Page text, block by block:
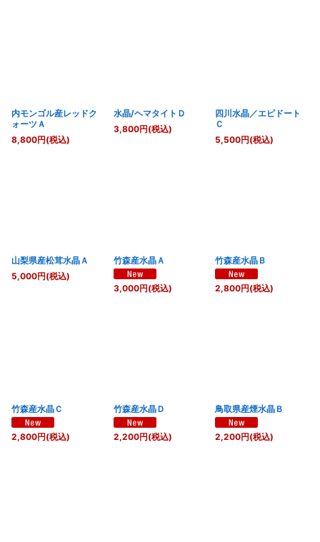
内モンゴル産レッドク
ォーツＡ
8,800円(税込)
水晶/ヘマタイトＤ
3,800円(税込)
四川水晶／エピドート
Ｃ
5,500円(税込)
山梨県産松茸水晶Ａ
5,000円(税込)
竹森産水晶Ａ
3,000円(税込)
竹森産水晶Ｂ
2,800円(税込)
竹森産水晶Ｃ
2,800円(税込)
竹森産水晶Ｄ
2,200円(税込)
鳥取県産煙水晶Ｂ
2,200円(税込)